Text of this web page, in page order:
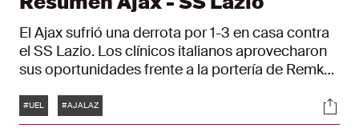
El Ajax sufrió una derrota por 1-3 en casa contra
el SS Lazio. Los clínicos italianos aprovecharon
sus oportunidades frente a la portería de Remko
empató el marcador al comienzo de la segunda
mitad gracias a Bertrand Traoré. Sin embargo,
Etiquetas
#UEL #AJALAZ